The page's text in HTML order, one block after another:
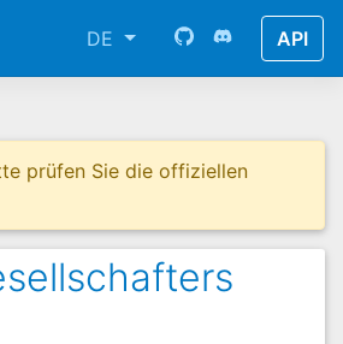
DE API
prüfen Sie die offiziellen